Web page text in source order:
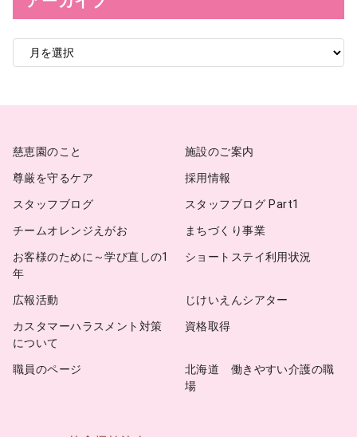
ア
カ
慈恵園のこと
施設のご案内
尊厳を守るケア
採用情報
スタッフブログ
スタッフブログ Part1
チームオレンジえがお
まちづくり事業
お客様のために～学び直しの1
年
ショートステイ利用状況
広報活動
じけいえんシアター
カスタマーハラスメント対策
について
資格取得
職員のページ
北海道 働きやすい介護の職
場